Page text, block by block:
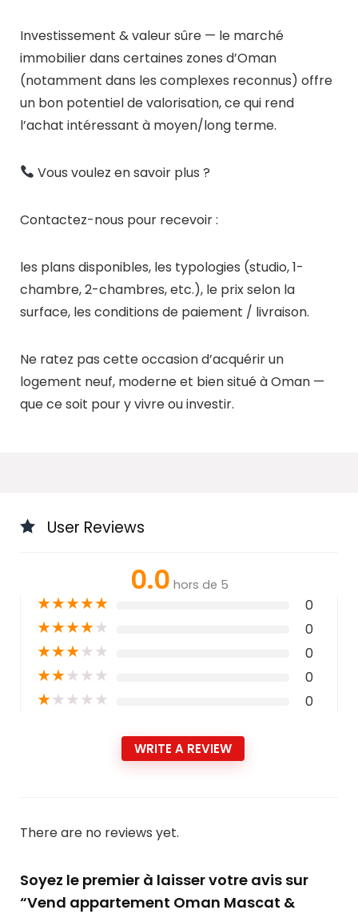
Investissement & valeur sûre — le marché
immobilier dans certaines zones d’Oman
(notamment dans les complexes reconnus) offre
un bon potentiel de valorisation, ce qui rend
l’achat intéressant à moyen/long terme.
Vous voulez en savoir plus ?
Contactez-nous pour recevoir :
les plans disponibles, les typologies (studio, 1-
chambre, 2-chambres, etc.), le prix selon la
surface, les conditions de paiement / livraison.
Ne ratez pas cette occasion d’acquérir un
logement neuf, moderne et bien situé à Oman —
que ce soit pour y vivre ou investir.
User Reviews
0.0 hors de 5
★★★★★ 0
★★★★★ 0
★★★★★ 0
★★★★★ 0
★★★★★ 0
WRITE A REVIEW
There are no reviews yet.
Soyez le premier à laisser votre avis sur
“Vend appartement Oman Mascat &